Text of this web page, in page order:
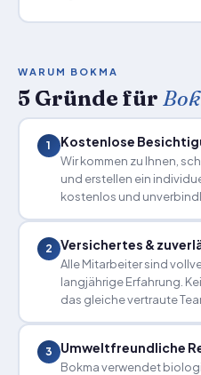
WARUM BOKMA
5 Gründe für
1 Kostenlose
Wir kommen zu Ihnen,
und erstellen ein
kostenlos und
2 Versichertes &
Alle Mitarbeiter sind
langjährige Erfahrung.
das gleiche vertraute
3 Umweltfreundliche
Bokma verwendet